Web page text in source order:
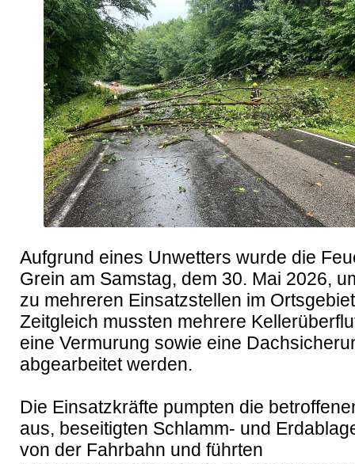
Aufgrund eines Unwetters wurde die
Grein am Samstag, dem 30. Mai 2026,
zu mehreren Einsatzstellen im
Zeitgleich mussten mehrere
eine Vermurung sowie eine
abgearbeitet werden.
Die Einsatzkräfte pumpten die
aus, beseitigten Schlamm- und
von der Fahrbahn und führten